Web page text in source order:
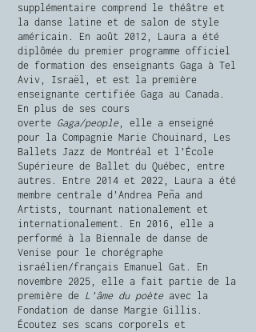
supplémentaire comprend le théâtre et
la danse latine et de salon de style
américain. En août 2012, Laura a été
diplômée du premier programme officiel
de formation des enseignants Gaga à Tel
Aviv, Israël, et est la première
enseignante certifiée Gaga au Canada.
En plus de ses cours
overte Gaga/people, elle a enseigné
pour la Compagnie Marie Chouinard, Les
Ballets Jazz de Montréal et l’École
Supérieure de Ballet du Québec, entre
autres. Entre 2014 et 2022, Laura a été
membre centrale d’Andrea Peña and
Artists, tournant nationalement et
internationalement. En 2016, elle a
performé à la Biennale de danse de
Venise pour le chorégraphe
israélien/français Emanuel Gat. En
novembre 2025, elle a fait partie de la
première de L’âme du poèteavec la
Fondation de danse Margie Gillis.
Écoutez ses scans corporels et